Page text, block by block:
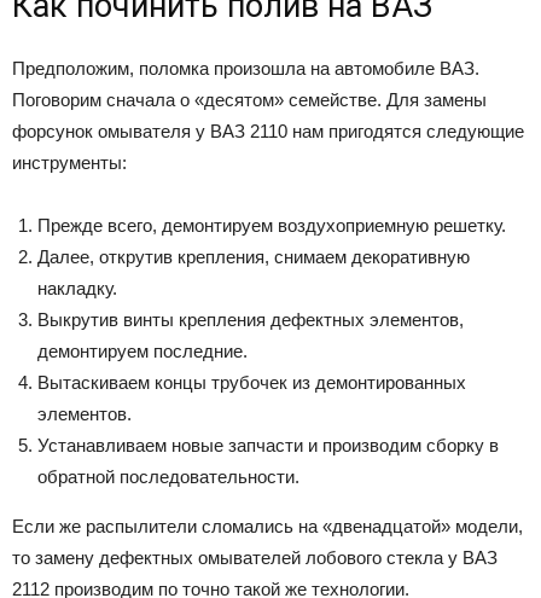
Предположим, поломка произошла на автомобиле ВАЗ.
Поговорим сначала о «десятом» семействе. Для замены
форсунок омывателя у ВАЗ 2110 нам пригодятся следующие
инструменты:
Прежде всего, демонтируем воздухоприемную решетку.
Далее, открутив крепления, снимаем декоративную
накладку.
Выкрутив винты крепления дефектных элементов,
демонтируем последние.
Вытаскиваем концы трубочек из демонтированных
элементов.
Устанавливаем новые запчасти и производим сборку в
обратной последовательности.
Если же распылители сломались на «двенадцатой» модели,
то замену дефектных омывателей лобового стекла у ВАЗ
2112 производим по точно такой же технологии.